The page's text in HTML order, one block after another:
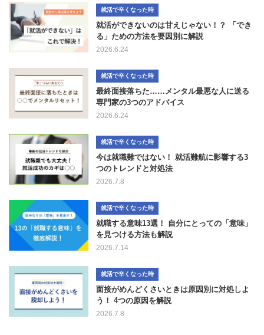
就活で辛くなった時
就活ができないのは甘えじゃない！？ 「でき
る」ための方法を要因別に解説
2026.6.24
就活で辛くなった時
最終面接落ちた……メンタル最悪な人に送る
専門家の3つのアドバイス
2026.6.24
就活で辛くなった時
今は就職難ではない！ 就活難航に影響する3
つのトレンドと対処法
2026.7.8
就活で辛くなった時
就職する意味13選！ 自分にとっての「意味」
を見つける方法も解説
2026.7.14
就活で辛くなった時
面接がめんどくさいときは原因別に対処しよ
う！ 4つの原因を解説
2026.7.8